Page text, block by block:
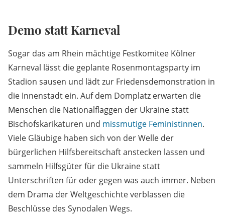
Demo statt Karneval
Sogar das am Rhein mächtige Festkomitee Kölner
Karneval lässt die geplante Rosenmontagsparty im
Stadion sausen und lädt zur Friedensdemonstration in
die Innenstadt ein. Auf dem Domplatz erwarten die
Menschen die Nationalflaggen der Ukraine statt
Bischofskarikaturen und missmutige Feministinnen.
Viele Gläubige haben sich von der Welle der
bürgerlichen Hilfsbereitschaft anstecken lassen und
sammeln Hilfsgüter für die Ukraine statt
Unterschriften für oder gegen was auch immer. Neben
dem Drama der Weltgeschichte verblassen die
Beschlüsse des Synodalen Wegs.